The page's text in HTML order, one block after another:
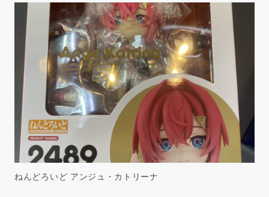
ねんどろいど アンジュ・カトリーナ